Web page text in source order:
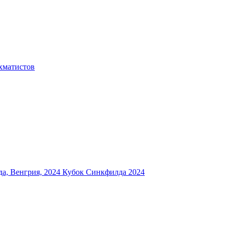
Венгрия, 2024 Кубок Синкфилда 2024